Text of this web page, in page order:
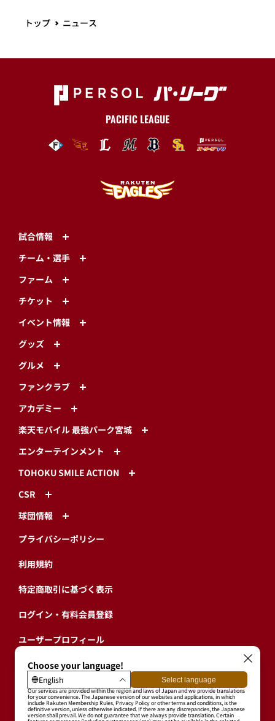
トップ ニュース
PACIFIC LEAGUE
試合情報
チーム・選手
ファーム
チケット
イベント情報
グッズ
グルメ
ファンクラブ
アカデミー
楽天モバイル 最強パーク宮城
エンターテインメント
TOHOKU SMILE ACTION
CSR
球団情報
プライバシーポリシー
利用規約
特定商取引に基づく表示
ログイン・有料会員登録
ユーザープロフィール
会員情報引継ぎ
退会